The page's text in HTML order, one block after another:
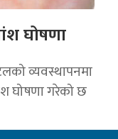
घोषणा
व्यवस्थापनमा
घोषणा गरेको छ